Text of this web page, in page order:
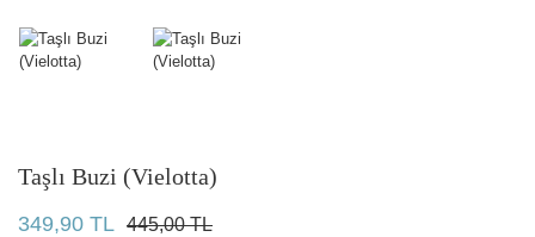
Taşlı Buzi (Vielotta)
349,90 TL 445,00 TL